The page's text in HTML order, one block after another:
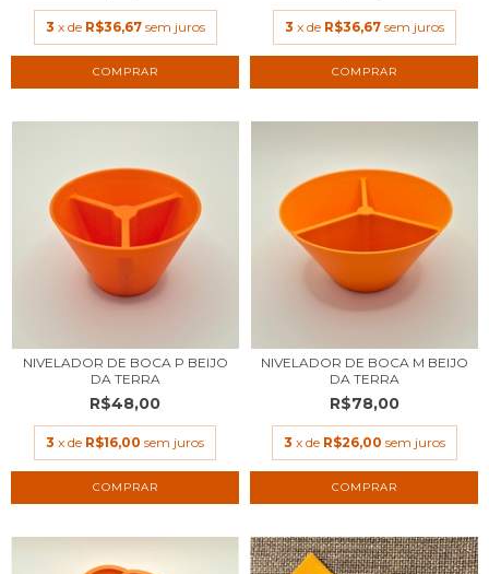
3 x de R$36,67 sem juros 3 x de R$36,67 sem juros
NIVELADOR DE BOCA P BEIJO
DA TERRA
R$48,00
3 x de R$16,00 sem juros
NIVELADOR DE BOCA M BEIJO
DA TERRA
R$78,00
3 x de R$26,00 sem juros